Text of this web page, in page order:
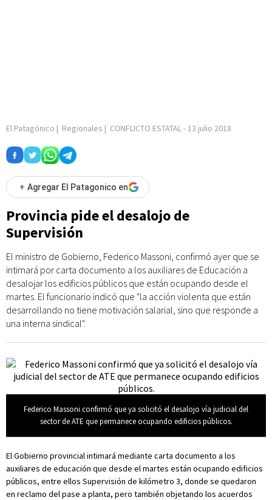
El Patagónico | Regionales | CONFLICTO ESTATAL- 13 julio 2018
+ Agregar El Patagonico en
Provincia pide el desalojo de
Supervisión
El ministro de Gobierno, Federico Massoni, confirmó ayer que se
intimará por carta documento a los auxiliares de Educación a
desalojar los edificios públicos que están ocupando desde el
martes. El funcionario indicó que "la acción violenta que están
desarrollando no tiene motivación salarial, sino que responde a
una interna sindical".
Federico Massoni confirmó que ya solicitó el desalojo vía judicial del
sector de ATE que permanece ocupando edificios públicos.
El Gobierno provincial intimará mediante carta documento a los
auxiliares de educación que desde el martes están ocupando edificios
públicos, entre ellos Supervisión de kilómetro 3, donde se quedaron
en reclamo del pase a planta, pero también objetando los acuerdos